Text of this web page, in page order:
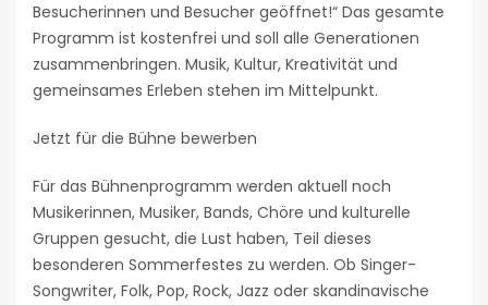
Besucherinnen und Besucher geöffnet!“ Das gesamte
Programm ist kostenfrei und soll alle Generationen
zusammenbringen. Musik, Kultur, Kreativität und
gemeinsames Erleben stehen im Mittelpunkt.
Jetzt für die Bühne bewerben
Für das Bühnenprogramm werden aktuell noch
Musikerinnen, Musiker, Bands, Chöre und kulturelle
Gruppen gesucht, die Lust haben, Teil dieses
besonderen Sommerfestes zu werden. Ob Singer-
Songwriter, Folk, Pop, Rock, Jazz oder skandinavische